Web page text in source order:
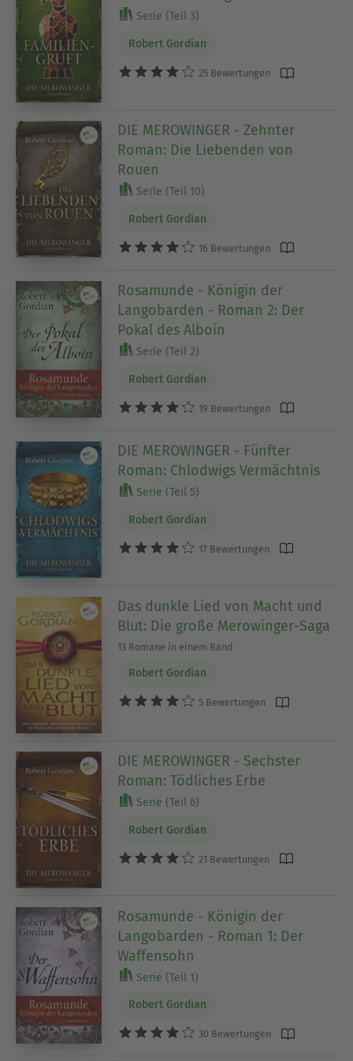
Serie (Teil 3)
Robert Gordian
25 Bewertungen
DIE MEROWINGER - Zehnter
Roman: Die Liebenden von
Rouen
Serie (Teil 10)
Robert Gordian
16 Bewertungen
Rosamunde - Königin der
Langobarden - Roman 2: Der
Pokal des Alboin
Serie (Teil 2)
Robert Gordian
19 Bewertungen
DIE MEROWINGER - Fünfter
Roman: Chlodwigs Vermächtnis
Serie (Teil 5)
Robert Gordian
17 Bewertungen
Das dunkle Lied von Macht und
Blut: Die große Merowinger-Saga
13 Romane in einem Band
Robert Gordian
5 Bewertungen
DIE MEROWINGER - Sechster
Roman: Tödliches Erbe
Serie (Teil 6)
Robert Gordian
21 Bewertungen
Rosamunde - Königin der
Langobarden - Roman 1: Der
Waffensohn
Serie (Teil 1)
Robert Gordian
30 Bewertungen